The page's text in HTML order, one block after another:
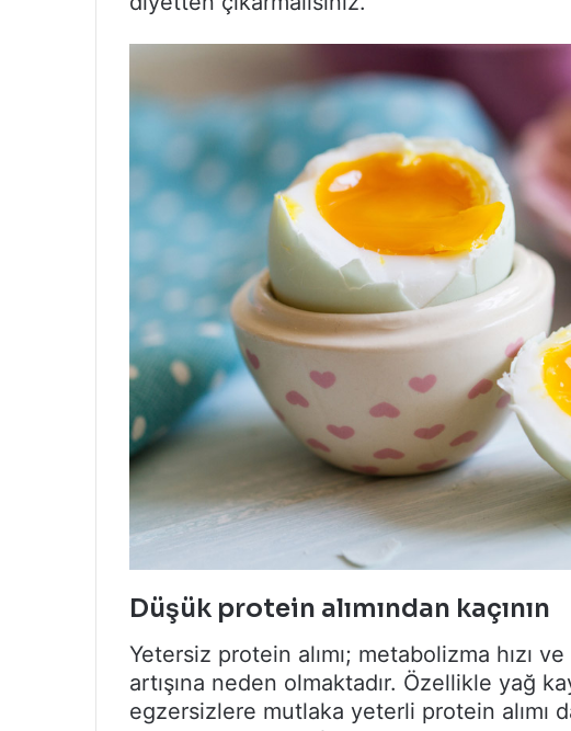
Düşük protein alımından kaçının
Yetersiz protein alımı; metabolizma hızı
artışına neden olmaktadır. Özellikle yağ
egzersizlere mutlaka yeterli protein alımı